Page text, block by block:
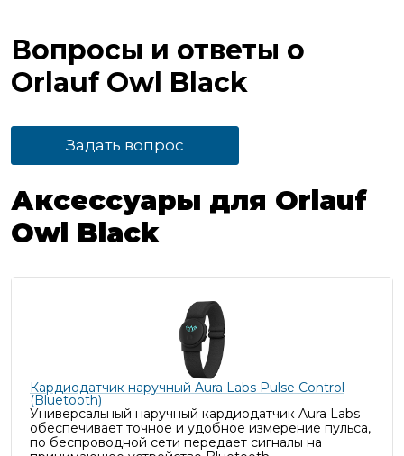
Вопросы и ответы о
Orlauf Owl Black
Задать вопрос
Аксессуары для Orlauf
Owl Black
Кардиодатчик наручный Aura Labs Pulse Control
(Bluetooth)
Универсальный наручный кардиодатчик Aura Labs
обеспечивает точное и удобное измерение пульса,
по беспроводной сети передает сигналы на